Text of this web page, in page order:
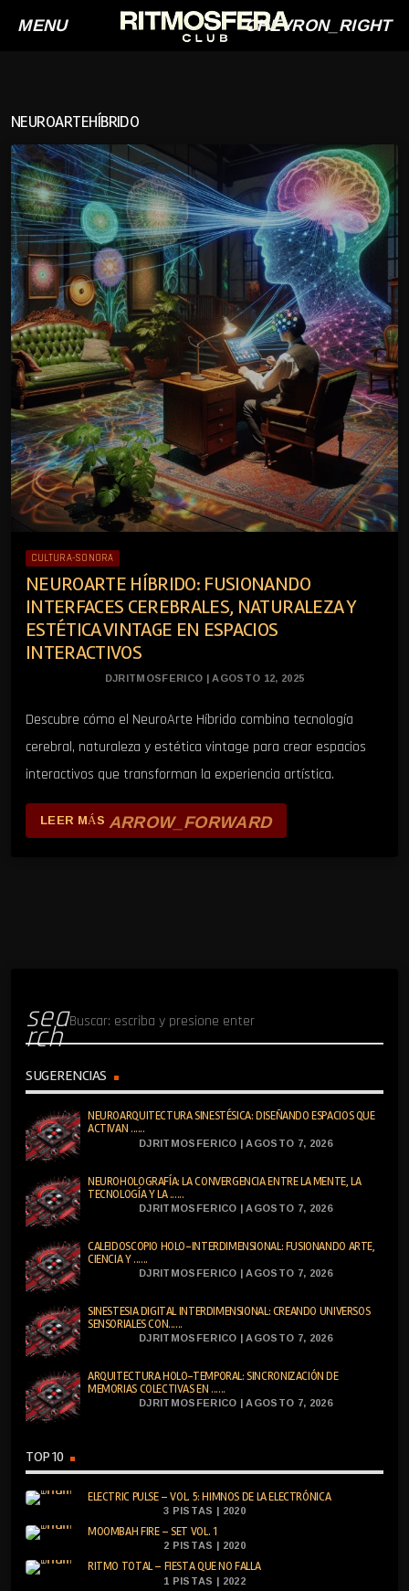
MENU CHEVRON_RIGHT
NEUROARTEHÍBRIDO
CULTURA-SONORA
NEUROARTE HÍBRIDO: FUSIONANDO
INTERFACES CEREBRALES, NATURALEZA Y
ESTÉTICA VINTAGE EN ESPACIOS
INTERACTIVOS
DJRITMOSFERICO | AGOSTO 12, 2025
Descubre cómo el NeuroArte Híbrido combina tecnología
cerebral, naturaleza y estética vintage para crear espacios
interactivos que transforman la experiencia artística.
LEER MÁS ARROW_FORWARD
sea
rch
SUGERENCIAS
NEUROARQUITECTURA SINESTÉSICA: DISEÑANDO ESPACIOS QUE
ACTIVAN ......
DJRITMOSFERICO | AGOSTO 7, 2026
NEUROHOLOGRAFÍA: LA CONVERGENCIA ENTRE LA MENTE, LA
TECNOLOGÍA Y LA ......
DJRITMOSFERICO | AGOSTO 7, 2026
CALEIDOSCOPIO HOLO-INTERDIMENSIONAL: FUSIONANDO ARTE,
CIENCIA Y ......
DJRITMOSFERICO | AGOSTO 7, 2026
SINESTESIA DIGITAL INTERDIMENSIONAL: CREANDO UNIVERSOS
SENSORIALES CON......
DJRITMOSFERICO | AGOSTO 7, 2026
ARQUITECTURA HOLO-TEMPORAL: SINCRONIZACIÓN DE
MEMORIAS COLECTIVAS EN ......
DJRITMOSFERICO | AGOSTO 7, 2026
TOP 10
ELECTRIC PULSE – VOL. 5: HIMNOS DE LA ELECTRÓNICA
3 PISTAS | 2020
MOOMBAH FIRE – SET VOL. 1
2 PISTAS | 2020
RITMO TOTAL – FIESTA QUE NO FALLA
1 PISTAS | 2022